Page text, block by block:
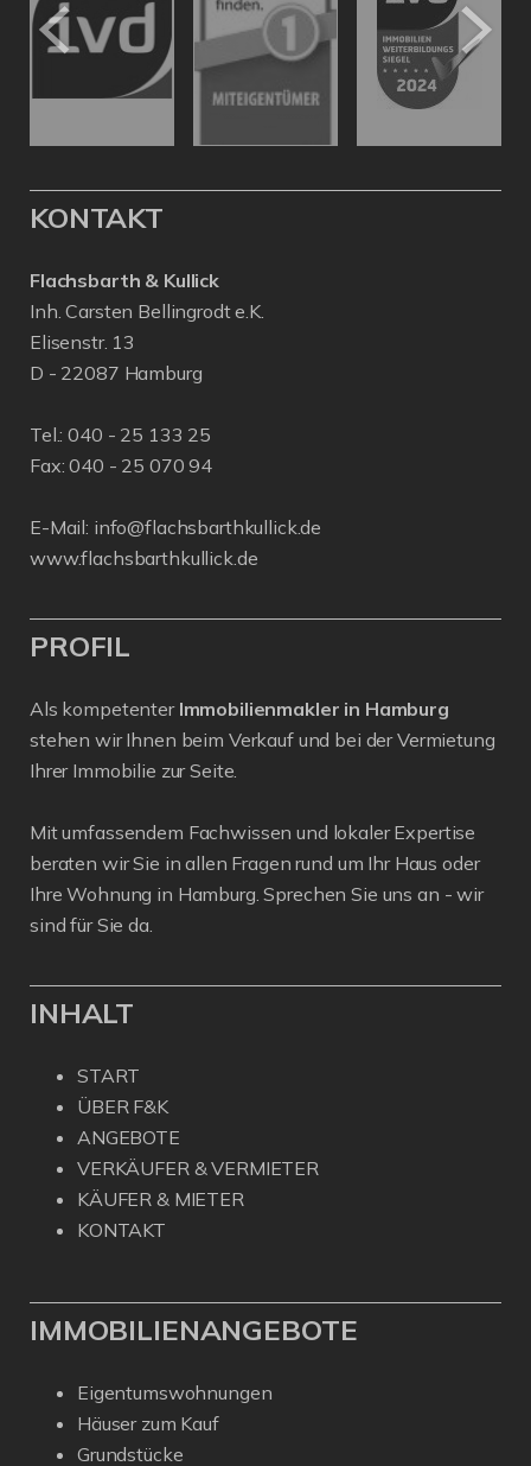
KONTAKT
Flachsbarth & Kullick
Inh. Carsten Bellingrodt e.K.
Elisenstr. 13
D - 22087 Hamburg
Tel.:040 - 25 133 25
Fax: 040 - 25 070 94
E-Mail: info@flachsbarthkullick.de
www.flachsbarthkullick.de
PROFIL
Als kompetenter Immobilienmakler in Hamburg
stehen wir Ihnen beim Verkauf und bei der Vermietung
Ihrer Immobilie zur Seite.
Mit umfassendem Fachwissen und lokaler Expertise
beraten wir Sie in allen Fragen rund um Ihr Haus oder
Ihre Wohnung in Hamburg. Sprechen Sie uns an - wir
sind für Sie da.
INHALT
START
ÜBER F&K
ANGEBOTE
VERKÄUFER & VERMIETER
KÄUFER & MIETER
KONTAKT
IMMOBILIENANGEBOTE
Eigentumswohnungen
Häuser zum Kauf
Grundstücke